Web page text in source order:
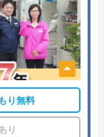
り無料
り